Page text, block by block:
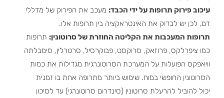
עיכוב פירוק תרופות על ידי הכבד:מעכב את הפירוק של מדללי
דם, לכן יש לבדוק את האינטראקציה בין תרופות אלו.
תרופות המעכבות את הקליטה החוזרת של סרוטונין:תרופות
כמו ציפרלקס, פרוזאק, סרוקסט, פבוקרסיל, סרטרלין, סימבלתה
וויאפקס הפועלות על המערכת הסרוטונרגית מגדילות את כמות
הסרוטונין החופשי במוח. שימוש ביותר מתרופה אחת בו זמנית
יכול להוביל להרעלת סרוטונין (סינדרום סרוטונרגי) עד לסיכון